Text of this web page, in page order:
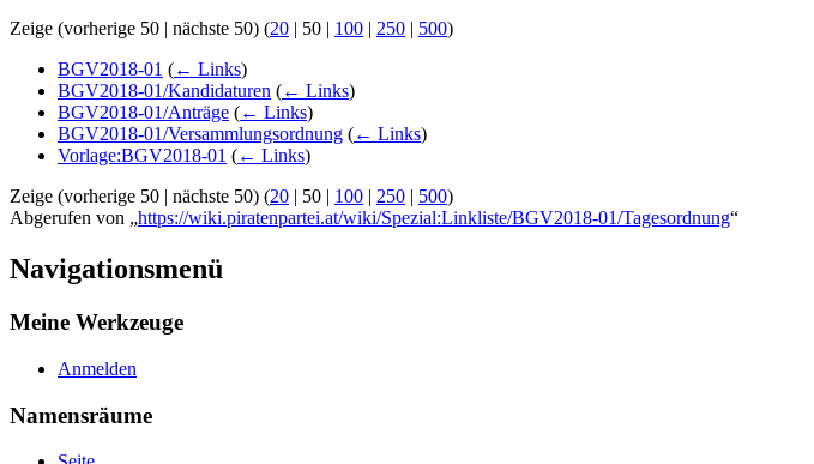
Zeige (vorherige 50 | nächste 50) (20 | 50 | 100 | 250 | 500)
BGV2018-01 (← Links)
BGV2018-01/Kandidaturen (← Links)
BGV2018-01/Anträge (← Links)
BGV2018-01/Versammlungsordnung (← Links)
Vorlage:BGV2018-01 (← Links)
Zeige (vorherige 50 | nächste 50) (20 | 50 | 100 | 250 | 500)
Abgerufen von „https://wiki.piratenpartei.at/wiki/Spezial:Linkliste/BGV2018-01/Tagesordnung“
Navigationsmenü
Meine Werkzeuge
Anmelden
Namensräume